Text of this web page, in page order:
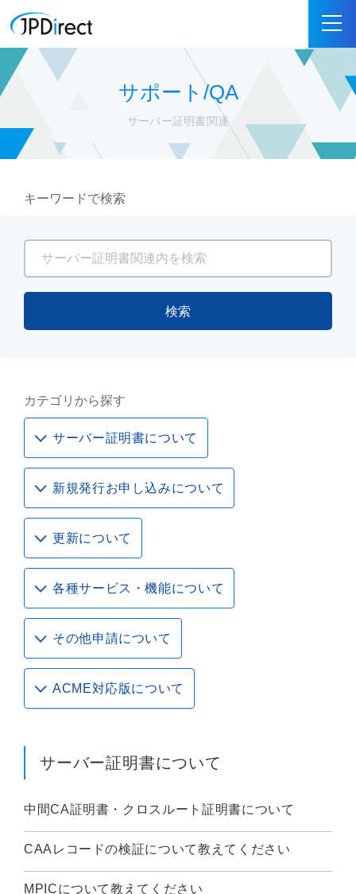
サポート/QA
サーバー証明書関連
キーワードで検索
検索
カテゴリから探す
サーバー証明書について
新規発行お申し込みについて
更新について
各種サービス・機能について
その他申請について
ACME対応版について
サーバー証明書について
中間CA証明書・クロスルート証明書について
CAAレコードの検証について教えてください
MPICについて教えてください